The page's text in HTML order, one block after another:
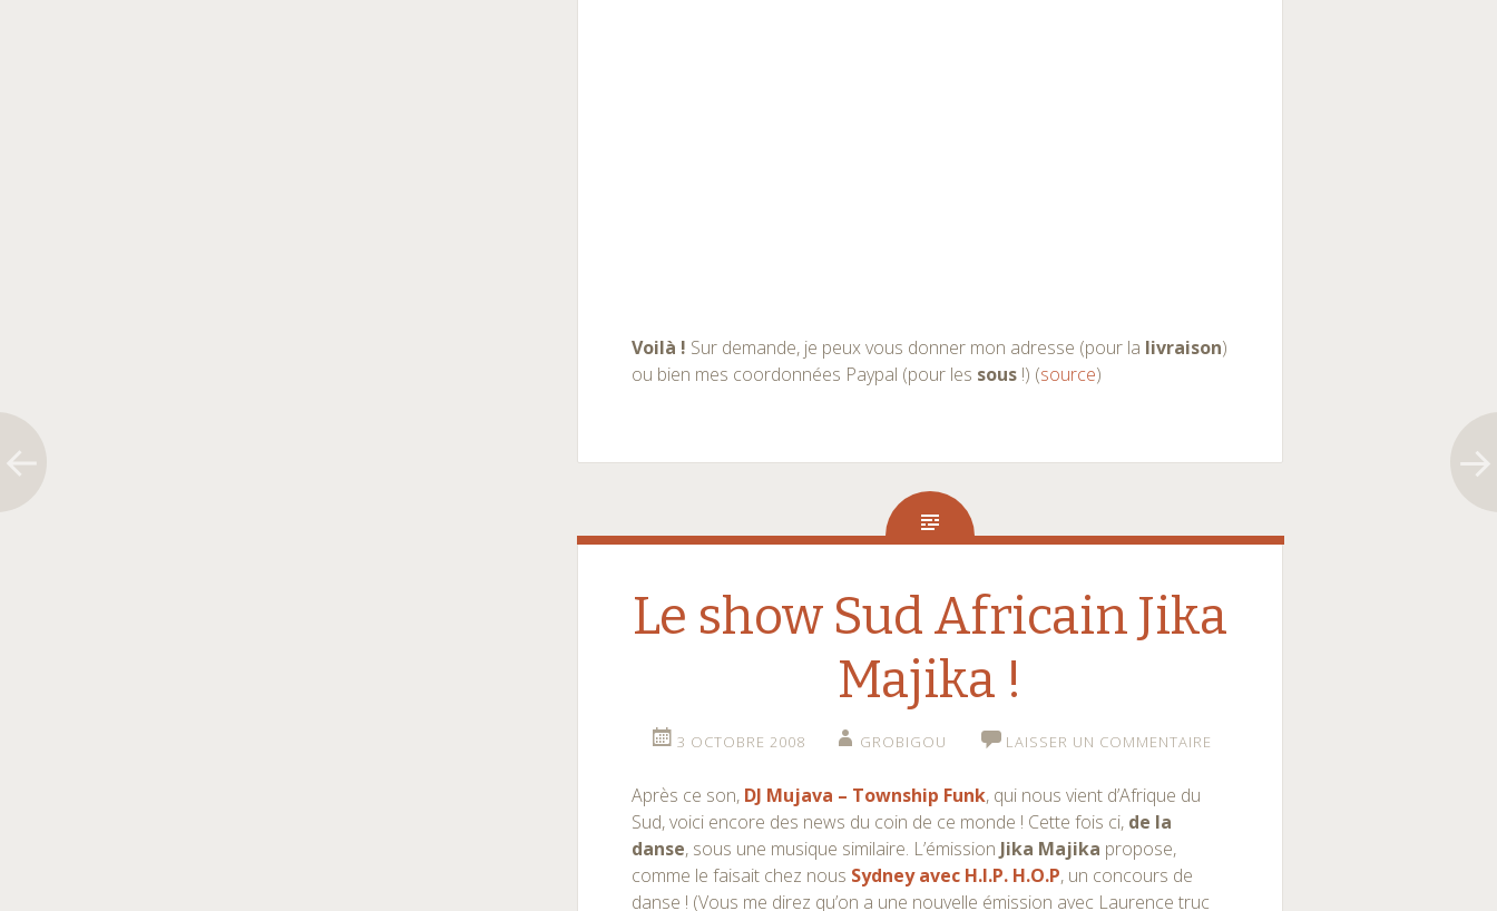
Voilà ! Sur demande, je peux vous donner mon adresse (pour la livraison)
ou bien mes coordonnées Paypal (pour les sous !) (source)
Le show Sud Africain Jika
Majika !
3 OCTOBRE 2008 GROBIGOU LAISSER UN COMMENTAIRE
Après ce son, DJ Mujava – Township Funk, qui nous vient d’Afrique du
Sud, voici encore des news du coin de ce monde ! Cette fois ci, de la
danse, sous une musique similaire. L’émission Jika Majika propose,
comme le faisait chez nous Sydney avec H.I.P. H.O.P, un concours de
danse ! (Vous me direz qu’on a une nouvelle émission avec Laurence truc